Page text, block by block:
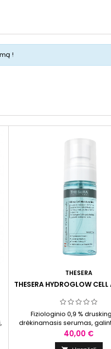
!
THESERA
THESERA HYDROGLOW
Fiziologinio 0,9 %
drėkinamasis serumas,
palaikyti odos drėgmės
natūralų komfortą.
Kaina
40,00 €